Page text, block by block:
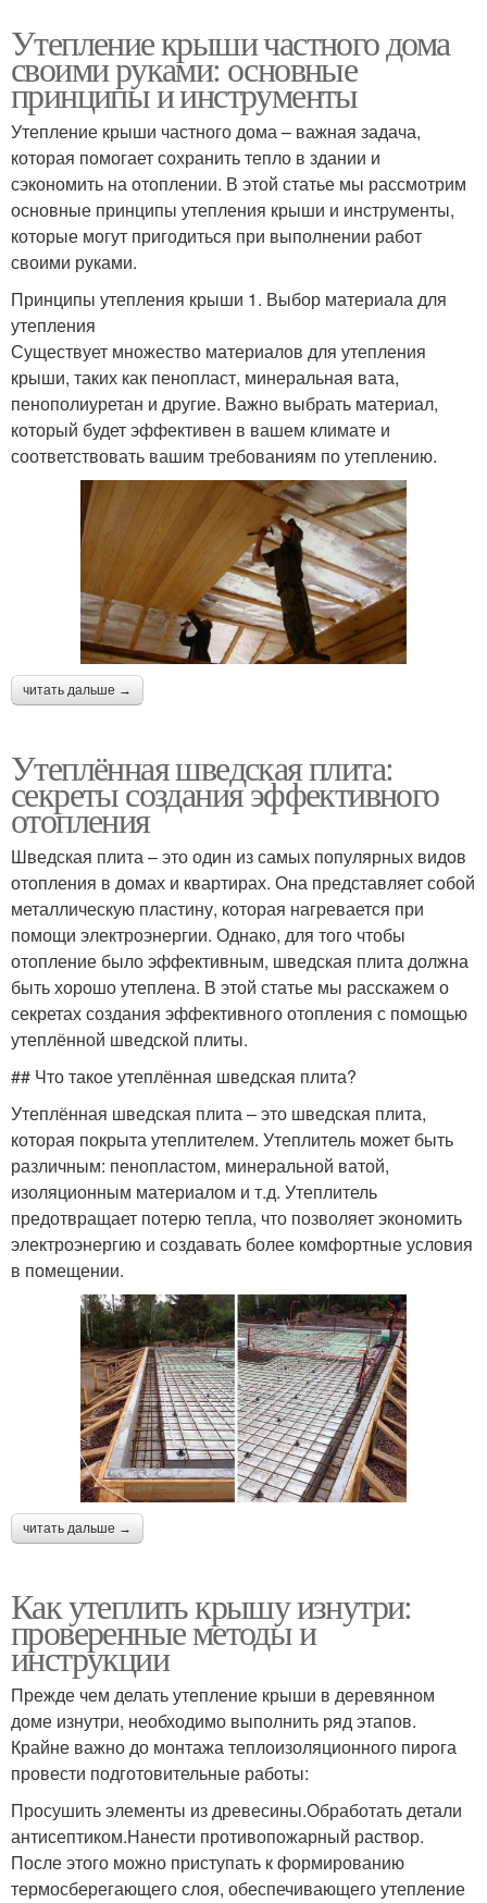
Утепление крыши частного дома
своими руками: основные
принципы и инструменты
Утепление крыши частного дома – важная задача,
которая помогает сохранить тепло в здании и
сэкономить на отоплении. В этой статье мы рассмотрим
основные принципы утепления крыши и инструменты,
которые могут пригодиться при выполнении работ
своими руками.
Принципы утепления крыши 1. Выбор материала для
утепления
Существует множество материалов для утепления
крыши, таких как пенопласт, минеральная вата,
пенополиуретан и другие. Важно выбрать материал,
который будет эффективен в вашем климате и
соответствовать вашим требованиям по утеплению.
читать дальше →
Утеплённая шведская плита:
секреты создания эффективного
отопления
Шведская плита – это один из самых популярных видов
отопления в домах и квартирах. Она представляет собой
металлическую пластину, которая нагревается при
помощи электроэнергии. Однако, для того чтобы
отопление было эффективным, шведская плита должна
быть хорошо утеплена. В этой статье мы расскажем о
секретах создания эффективного отопления с помощью
утеплённой шведской плиты.
## Что такое утеплённая шведская плита?
Утеплённая шведская плита – это шведская плита,
которая покрыта утеплителем. Утеплитель может быть
различным: пенопластом, минеральной ватой,
изоляционным материалом и т.д. Утеплитель
предотвращает потерю тепла, что позволяет экономить
электроэнергию и создавать более комфортные условия
в помещении.
читать дальше →
Как утеплить крышу изнутри:
проверенные методы и
инструкции
Прежде чем делать утепление крыши в деревянном
доме изнутри, необходимо выполнить ряд этапов.
Крайне важно до монтажа теплоизоляционного пирога
провести подготовительные работы:
Просушить элементы из древесины.Обработать детали
антисептиком.Нанести противопожарный раствор.
После этого можно приступать к формированию
термосберегающего слоя, обеспечивающего утепление